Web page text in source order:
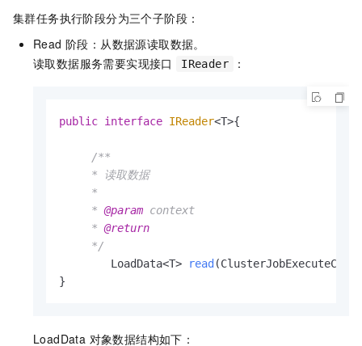
集群任务执行阶段分为三个子阶段：
Read 阶段：从数据源读取数据。
读取数据服务需要实现接口
IReader ：
public interface IReader<T>{
/**
     * 读取数据
     *
     *
@param context
     *
@return
     */
        LoadData<T>
read
}
LoadData 对象数据结构如下：